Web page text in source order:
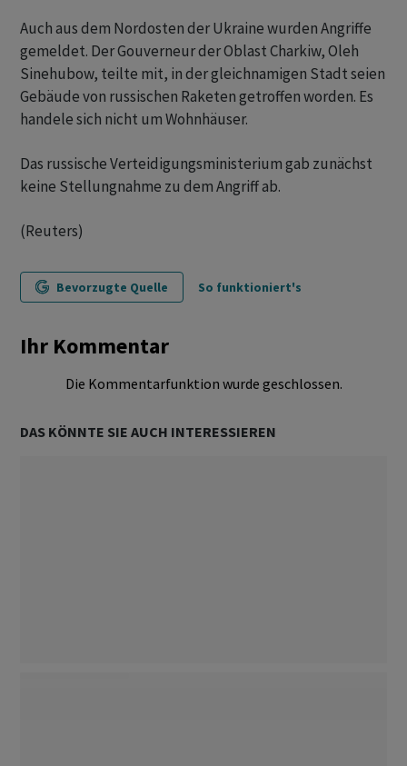
Auch aus dem Nordosten der Ukraine wurden Angriffe
gemeldet. Der Gouverneur der Oblast Charkiw, Oleh
Sinehubow, teilte mit, in der gleichnamigen Stadt seien
Gebäude von russischen Raketen getroffen worden. Es
handele sich nicht um Wohnhäuser.
Das russische Verteidigungsministerium gab zunächst
keine Stellungnahme zu dem Angriff ab.
(Reuters)
Bevorzugte Quelle So funktioniert's
Ihr Kommentar
Die Kommentarfunktion wurde geschlossen.
DAS KÖNNTE SIE AUCH INTERESSIEREN